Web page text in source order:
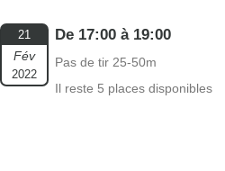
21
Fév
2022
De 17:00 à 19:00
Pas de tir 25-50m
Il reste 5 places disponibles